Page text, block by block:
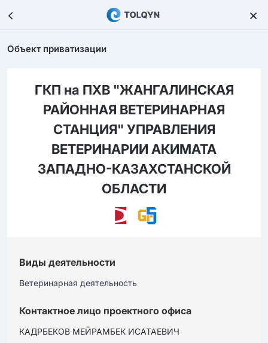
Объект приватизации
ГКП на ПХВ "ЖАНГАЛИНСКАЯ
РАЙОННАЯ ВЕТЕРИНАРНАЯ
СТАНЦИЯ" УПРАВЛЕНИЯ
ВЕТЕРИНАРИИ АКИМАТА
ЗАПАДНО-КАЗАХСТАНСКОЙ
ОБЛАСТИ
Виды деятельности
Ветеринарная деятельность
Контактное лицо проектного офиса
КАДРБЕКОВ МЕЙРАМБЕК ИСАТАЕВИЧ